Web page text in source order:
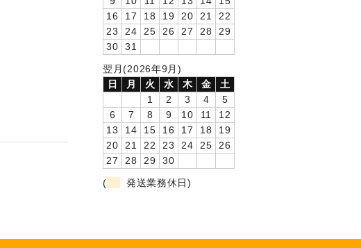
16
17 18 19 20 21
22
23
24 25 26 27 28
29
30
31
翌月(2026年9月)
日
月 火 水 木 金
土
1
2 3 4
5
6
7 8 9 10 11
12
13
14 15 16 17 18
19
20
21 22 23 24 25
26
27
28 29
30
(
発送業務休日)